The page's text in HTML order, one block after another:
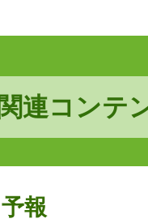
関連コンテ
報